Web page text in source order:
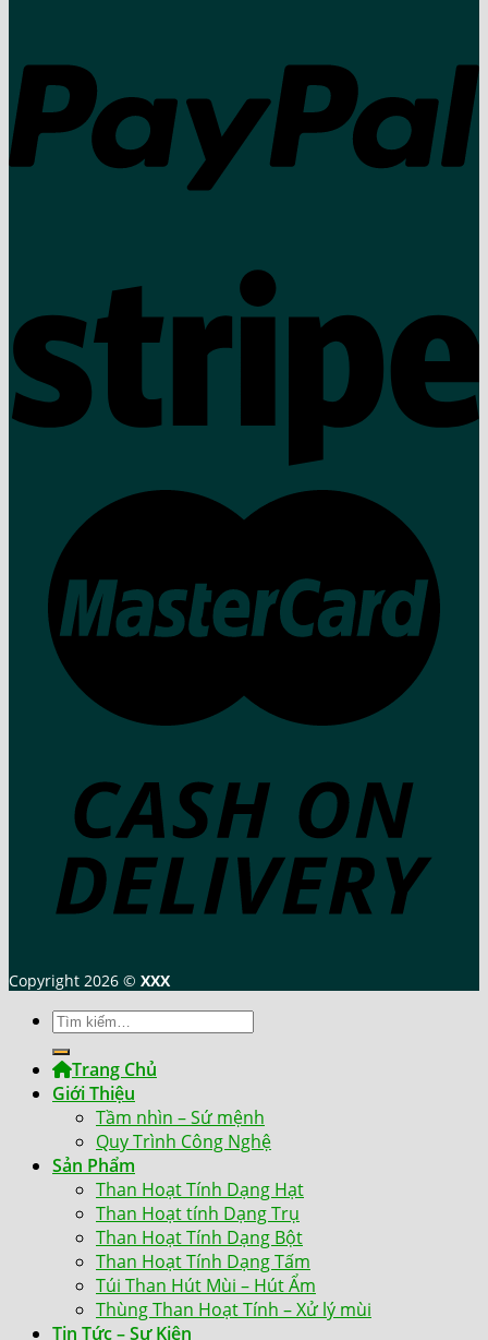
Copyright 2026 © XXX
Tìm
kiếm:
Trang Chủ
Giới Thiệu
Tầm nhìn – Sứ mệnh
Quy Trình Công Nghệ
Sản Phẩm
Than Hoạt Tính Dạng Hạt
Than Hoạt tính Dạng Trụ
Than Hoạt Tính Dạng Bột
Than Hoạt Tính Dạng Tấm
Túi Than Hút Mùi – Hút Ẩm
Thùng Than Hoạt Tính – Xử lý mùi
Tin Tức – Sự Kiện